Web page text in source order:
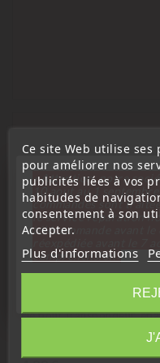
clé pour transpondeur,
Ébauche Lame De Clé
Ce site Web utilise ses
pour améliorer nos
publicités liées à vos
habitudes de
consentement à son
Accepter.
Plus d'informations
« Attention, notre
10 aout au 1
commandes sont
le service réparation
télécommande avant le
compréhension»